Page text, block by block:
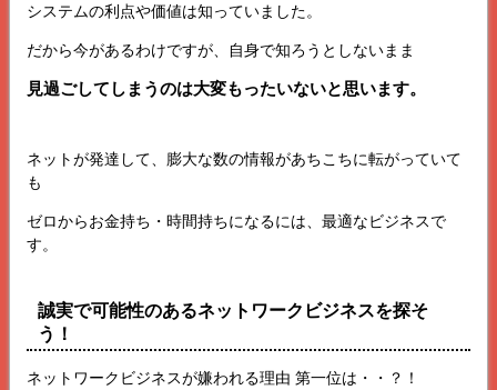
システムの利点や価値は知っていました。
だから今があるわけですが、自身で知ろうとしないまま
見過ごしてしまうのは大変もったいないと思います。
ネットが発達して、膨大な数の情報があちこちに転がっていて
も
ゼロからお金持ち・時間持ちになるには、最適なビジネスで
す。
誠実で可能性のあるネットワークビジネスを探そ
う！
ネットワークビジネスが嫌われる理由 第一位は・・？！